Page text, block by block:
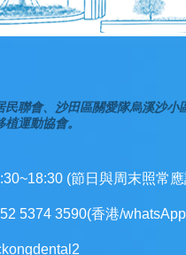
聯會、沙田區關愛隊烏溪沙
運動協會。
(節日與周末照常
5374 3590(香港/